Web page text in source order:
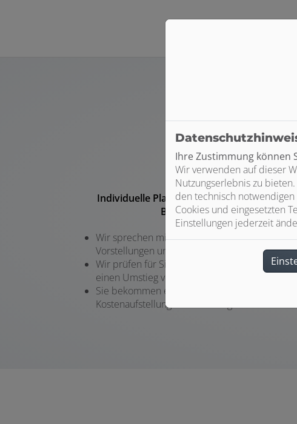
Individuelle Planung und persönliche
Beratung
Wir sprechen mit Ihnen über Ihre
Vorstellungen und Wünsche
Wir prüfen für Sie die Voraussetzungen für
einen Umstieg von Öl auf Gas
Sie bekommen eine transparente
Kostenaufstellung und Beratung
Ihre Zustimmung können
Wir verwenden auf dieser
Nutzungserlebnis zu
den technisch
Cookies und eingesetzten
Einstellungen jederzeit